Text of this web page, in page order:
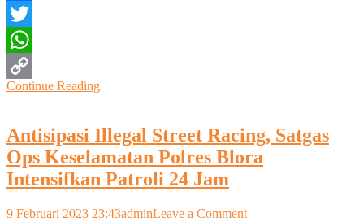
Facebook
Twitter
WhatsApp
Copy
Continue Reading
Antisipasi Illegal Street Racing, Satgas
Ops Keselamatan Polres Blora
Intensifkan Patroli 24 Jam
9 Februari 2023 23:43adminLeave a Commenton